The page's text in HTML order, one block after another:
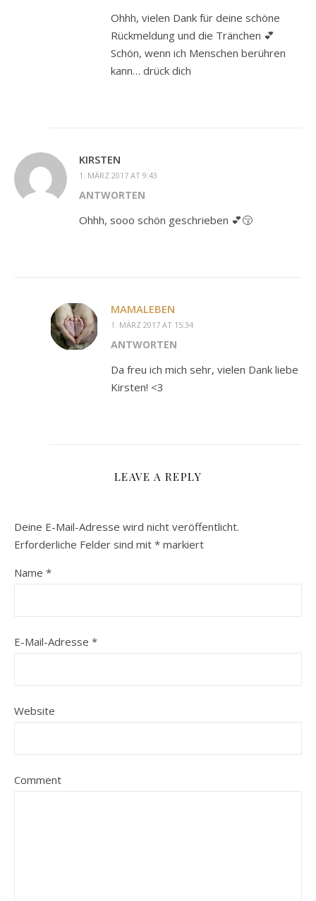
Ohhh, vielen Dank für deine schöne
Rückmeldung und die Tränchen 💕
Schön, wenn ich Menschen berühren
kann… drück dich
KIRSTEN
1. MÄRZ 2017 AT 9:43
ANTWORTEN
Ohhh, sooo schön geschrieben 💕😚
MAMALEBEN
1. MÄRZ 2017 AT 15:34
ANTWORTEN
Da freu ich mich sehr, vielen Dank liebe
Kirsten! <3
LEAVE A REPLY
Deine E-Mail-Adresse wird nicht veröffentlicht.
Erforderliche Felder sind mit * markiert
Name *
E-Mail-Adresse *
Website
Comment